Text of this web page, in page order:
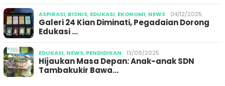
ASPIRASI, BISNIS, EDUKASI, EKONOMI, NEWS 04/12/2025
Galeri 24 Kian Diminati, Pegadaian Dorong
Edukasi …
EDUKASI, NEWS, PENDIDIKAN 13/06/2025
Hijaukan Masa Depan: Anak-anak SDN
Tambakukir Bawa…